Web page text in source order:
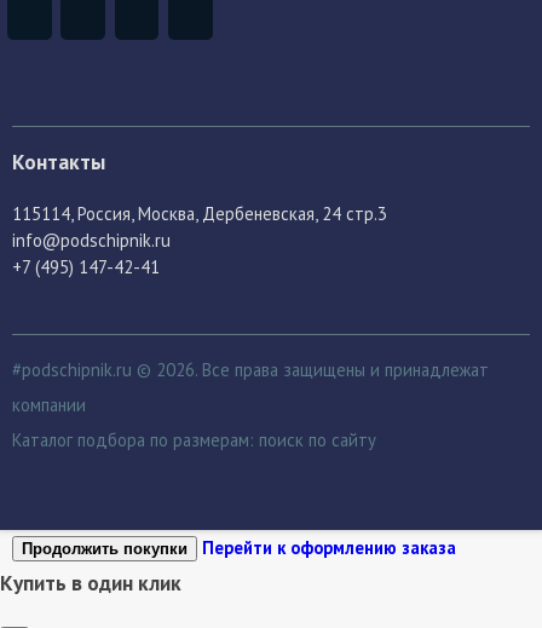
Контакты
115114 , Россия, Москва, Дербеневская, 24 стр.3
info@podschipnik.ru
+7 (495) 147-42-41
#podschipnik.ru © 2026. Все права защищены и принадлежат
компании
Каталог подбора по размерам: поиск по сайту
Продолжить покупки Перейти к оформлению заказа
Купить в один клик